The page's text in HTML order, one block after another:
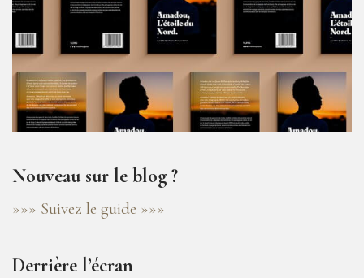
Nouveau sur le blog ?
»»» Suivez le guide »»»
Derrière l’écran